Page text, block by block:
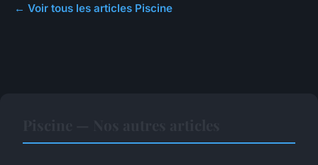
← Voir tous les articles Piscine